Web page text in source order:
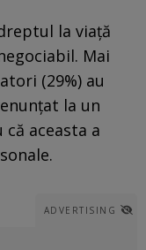
la viață
Mai
(29%) au
la un
aceasta a
ADVERTISING